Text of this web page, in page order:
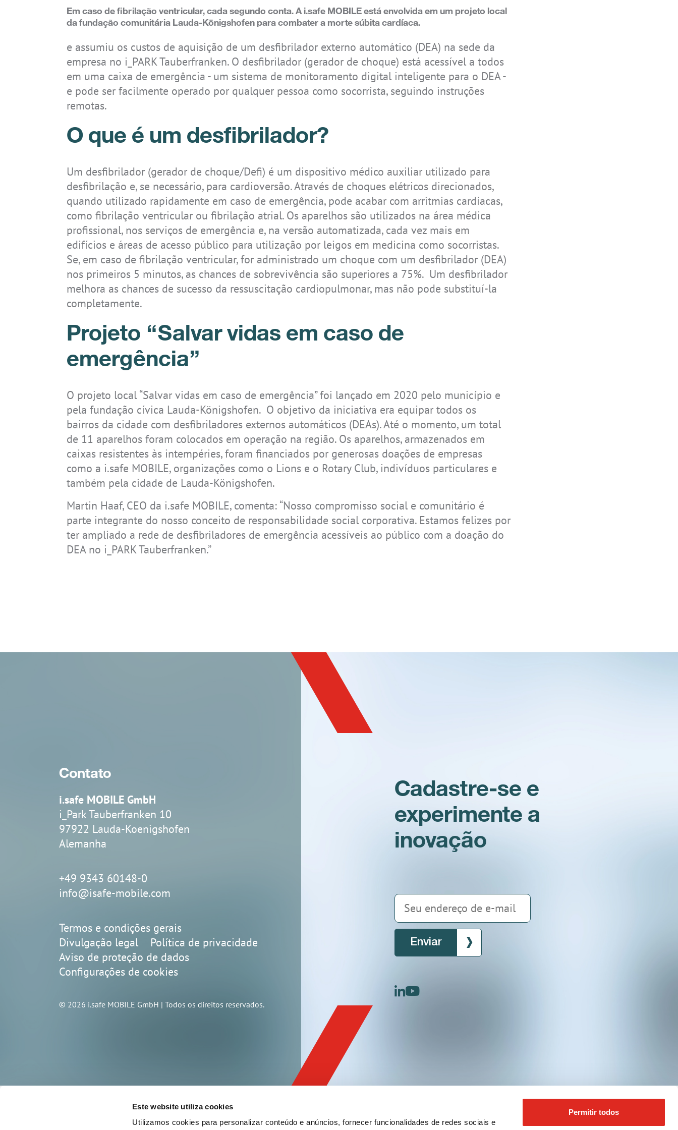
Este website utiliza cookies
Utilizamos cookies para personalizar conteúdo e anúncios, fornecer funcionalidades de redes sociais e
Permitir todos
IS930.1 IS940.1 IS945.1 IS-RSM3A.1 IS-RSM3B.1
IS-SW1.1 IS-TC1A.1 IS-TH2ER.1
IS940.2 IS945.2 IS-TC1A.2 IS-TH2ER.2 IS-RSMG2.2
IS-RSM3A.RG
IS945.M1 IS-TC1A.M1 IS-TH2ER.M1
REALWEAR
NAVIGATOR Z1
Sistemas
Acessórios
Archive
IS320.1 IS320.1 CLASSIC IS170.2 IS330.1 IS330.2
IS330.RG IS520.1 IS520.2
IS910.1 IS910.2 IS-MP.1 IS-MP.2 IS-TH1ER.1
IS-TH1ER.2
Conhecimento em tecnologia
Diretivas e normas
Certificados
Código IP
Categorias de proteção contra ignição
Áreas de aplicação
Downloads
Atualizações de segurança
Carreira
Em caso de fibrilação ventricular, cada segundo conta. A i.safe MOBILE está envolvida em um projeto local
da fundação comunitária Lauda-Königshofen para combater a morte súbita cardíaca.
e assumiu os custos de aquisição de um desfibrilador externo automático (DEA) na sede da
empresa no i_PARK Tauberfranken. O desfibrilador (gerador de choque) está acessível a todos
em uma caixa de emergência - um sistema de monitoramento digital inteligente para o DEA -
e pode ser facilmente operado por qualquer pessoa como socorrista, seguindo instruções
remotas.
O que é um desfibrilador?
Um desfibrilador (gerador de choque/Defi) é um dispositivo médico auxiliar utilizado para
desfibrilação e, se necessário, para cardioversão. Através de choques elétricos direcionados,
quando utilizado rapidamente em caso de emergência, pode acabar com arritmias cardíacas,
como fibrilação ventricular ou fibrilação atrial. Os aparelhos são utilizados na área médica
profissional, nos serviços de emergência e, na versão automatizada, cada vez mais em
edifícios e áreas de acesso público para utilização por leigos em medicina como socorristas.
Se, em caso de fibrilação ventricular, for administrado um choque com um desfibrilador (DEA)
nos primeiros 5 minutos, as chances de sobrevivência são superiores a 75%. Um desfibrilador
melhora as chances de sucesso da ressuscitação cardiopulmonar, mas não pode substituí-la
completamente.
Projeto “Salvar vidas em caso de
emergência”
O projeto local “Salvar vidas em caso de emergência” foi lançado em 2020 pelo município e
pela fundação cívica Lauda-Königshofen. O objetivo da iniciativa era equipar todos os
bairros da cidade com desfibriladores externos automáticos (DEAs). Até o momento, um total
de 11 aparelhos foram colocados em operação na região. Os aparelhos, armazenados em
caixas resistentes às intempéries, foram financiados por generosas doações de empresas
como a i.safe MOBILE, organizações como o Lions e o Rotary Club, indivíduos particulares e
também pela cidade de Lauda-Königshofen.
Martin Haaf, CEO da i.safe MOBILE, comenta: “Nosso compromisso social e comunitário é
parte integrante do nosso conceito de responsabilidade social corporativa. Estamos felizes por
ter ampliado a rede de desfibriladores de emergência acessíveis ao público com a doação do
DEA no i_PARK Tauberfranken.”
Contato
i.safe MOBILE GmbH
i_Park Tauberfranken 10
97922 Lauda-Koenigshofen
Alemanha
+49 9343 60148-0
info@isafe-mobile.com
Termos e condições gerais
Divulgação legal
Política de privacidade
Aviso de proteção de dados
Configurações de cookies
© 2026 i.safe MOBILE GmbH | Todos os direitos reservados.
Cadastre-se e
experimente a
inovação
Enviar
linkedin
youtube